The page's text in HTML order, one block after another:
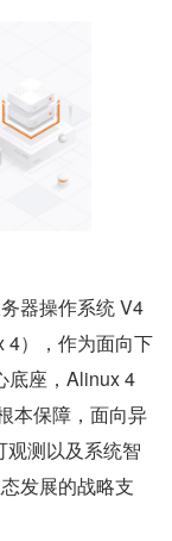
器操作系统 V4
4），作为面向下
底座，Alinux 4
本保障，面向异
观测以及系统智
发展的战略支